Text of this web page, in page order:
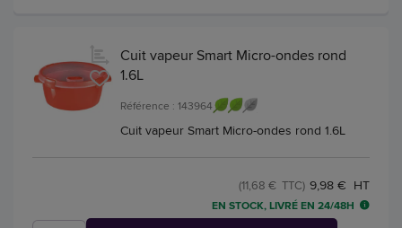
Cuit vapeur Smart Micro-ondes rond
1.6L
Référence : 143964
Cuit vapeur Smart Micro-ondes rond 1.6L
9,98 € HT
(11,68 € TTC)
EN STOCK, LIVRÉ EN 24/48H